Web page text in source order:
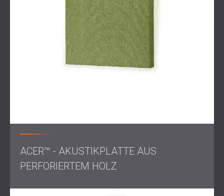
perforierte Holzpaneelesorgten für eine
optimale Mittenfrequenzkontrolle und eine natürliche
Wärme. Maßgefertigte Akustikpaneele wurden mit dem
Logo des Studios bedruckt, wodurch das Branding Teil der
Klanglösung wurde.
An der Decke montierte Diffusoren in mattschwarzer
Ausführung sorgten für zusätzliche Tiefe und Klarheit und
Der Raum war akustisch ausgewogen, optisch einheitlich
und emotional ansprechend – ein Studio, in dem jeder Ton
kristallklar eingefangen werden konnte. Die Integration von
Branding und visuellem Design trug dazu bei, die Identität
stärken.
ACER™ - AKUSTIKPLATTE AUS
PERFORIERTEM HOLZ